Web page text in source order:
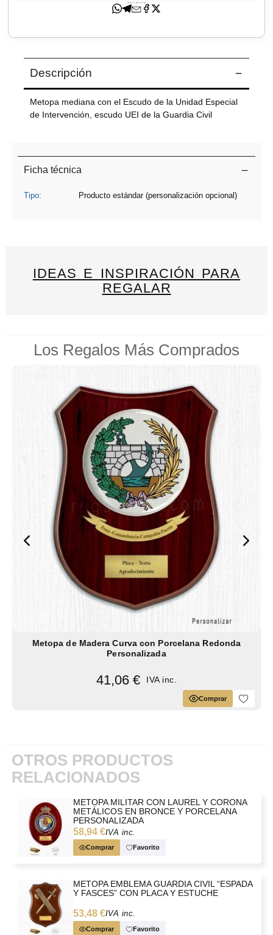
Descripción
Metopa mediana con el Escudo de la Unidad Especial
de Intervención, escudo UEI de la Guardia Civil
Ficha técnica
Tipo: Producto estándar (personalización opcional)
IDEAS E INSPIRACIÓN PARA
REGALAR
Los Regalos Más Comprados
Metopa de Madera Curva con Porcelana Redonda
Personalizada
41,06 € IVA inc.
Comprar
OTROS PRODUCTOS
RELACIONADOS
METOPA MILITAR CON LAUREL Y CORONA
METÁLICOS EN BRONCE Y PORCELANA
PERSONALIZADA
58,94 €IVA inc.
Comprar Favorito
METOPA EMBLEMA GUARDIA CIVIL “ESPADA
Y FASCES” CON PLACA Y ESTUCHE
53,48 €IVA inc.
Comprar Favorito